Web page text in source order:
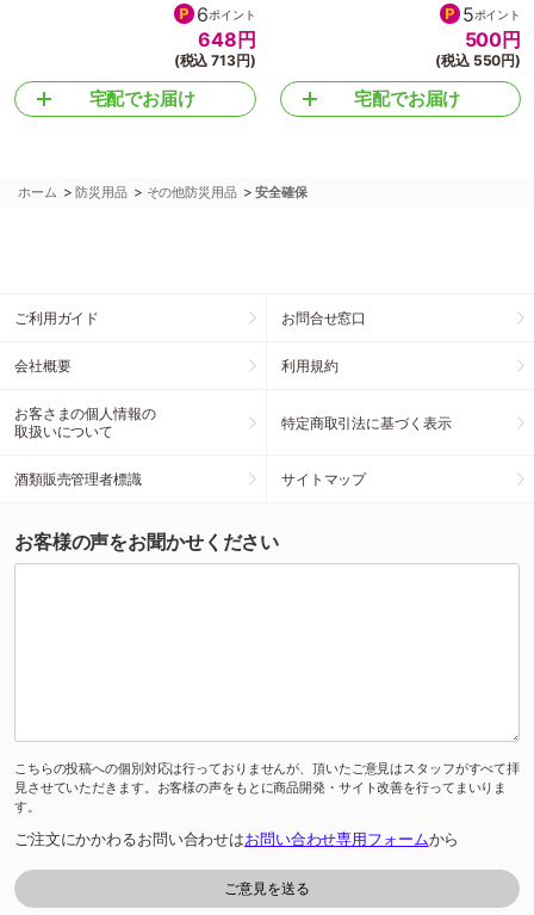
6ポイント
648 円
(税込 713円)
宅配でお届け
5ポイント
500円
(税込 550円)
宅配でお届け
ホーム >防災用品 > その他防災用品 >安全確保
ご利用ガイド お問合せ窓口
会社概要 利用規約
お客さまの個人情報の
取扱いについて
特定商取引法に基づく表示
酒類販売管理者標識 サイトマップ
お客様の声をお聞かせください
こちらの投稿への個別対応は行っておりませんが、頂いたご意見はスタッフがすべて拝
見させていただきます。お客様の声をもとに商品開発・サイト改善を行ってまいりま
す。
ご注文にかかわるお問い合わせはお問い合わせ専用フォームから